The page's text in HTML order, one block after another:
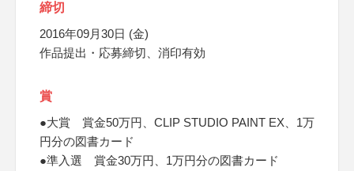
締切
2016年09月30日 (金)
作品提出・応募締切、消印有効
賞
●大賞 賞金50万円、CLIP STUDIO PAINT EX、1万
円分の図書カード
●準入選 賞金30万円、1万円分の図書カード